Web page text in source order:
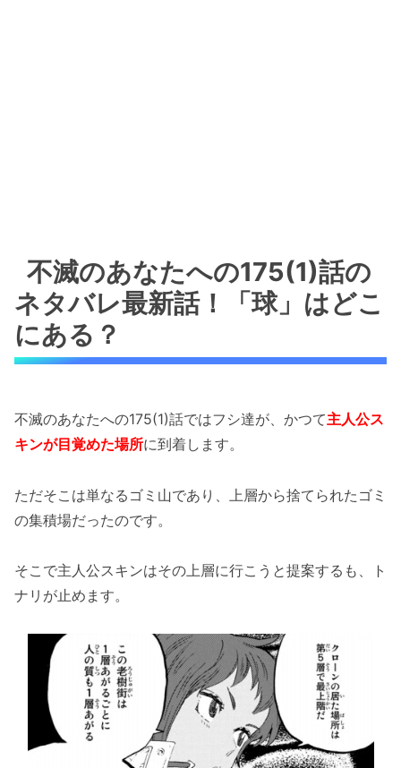
不滅のあなたへの175(1)話の
ネタバレ最新話！「球」はどこ
にある？
不滅のあなたへの175(1)話ではフシ達が、かつて主人公ス
キンが目覚めた場所に到着します。
ただそこは単なるゴミ山であり、上層から捨てられたゴミ
の集積場だったのです。
そこで主人公スキンはその上層に行こうと提案するも、ト
ナリが止めます。